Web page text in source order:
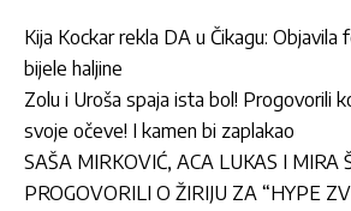
Kija Kockar rekla DA u Čikagu: Objavila
bijele haljine
Zolu i Uroša spaja ista bol! Progovorili
svoje očeve! I kamen bi zaplakao
SAŠA MIRKOVIĆ, ACA LUKAS I MIRA
PROGOVORILI O ŽIRIJU ZA “HYPE